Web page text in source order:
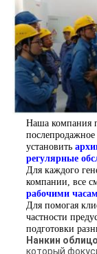
Наша компания
установить
регулярные
Для каждого
компании, все
рабочими
Для помогая
частности
подготовки
Нанкин
который